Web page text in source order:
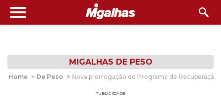
MIGALHAS DE PESO
Home > De Peso > Nova prorrogação do Programa de Recuperação
PUBLICIDADE